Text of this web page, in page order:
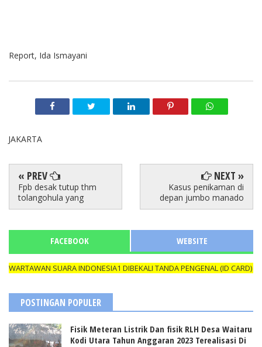
Report, Ida Ismayani
JAKARTA
« PREV
Fpb desak tutup thm
tolangohula yang
NEXT »
Kasus penikaman di
depan jumbo manado
FACEBOOK WEBSITE
SUARA INDONESIA1 DIBEKALI TANDA PENGENAL (ID CARD)
POSTINGAN POPULER
Fisik Meteran Listrik Dan fisik RLH Desa Waitaru
Kodi Utara Tahun Anggaran 2023 Terealisasi Di